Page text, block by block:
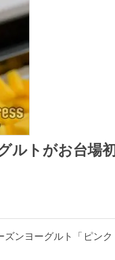
ルトがお台場初
ンヨーグルト「ピンク